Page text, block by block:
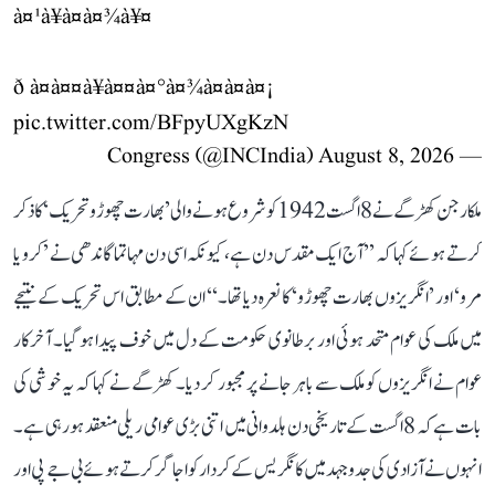
à¤¹à¥à¤à¤¾à¥¤
ð à¤à¤¤à¥à¤¤à¤°à¤¾à¤à¤à¤¡
pic.twitter.com/BFpyUXgKzN
— Congress (@INCIndia)
August 8, 2026
ملکارجن کھڑگے نے 8 اگست 1942 کو شروع ہونے والی ’بھارت چھوڑو تحریک‘ کا ذکر
کرتے ہوئے کہا کہ ’’آج ایک مقدس دن ہے، کیونکہ اسی دن مہاتما گاندھی نے ’کرو یا
مرو‘ اور ’انگریزوں بھارت چھوڑو‘ کا نعرہ دیا تھا۔‘‘ ان کے مطابق اس تحریک کے نتیجے
میں ملک کی عوام متحد ہوئی اور برطانوی حکومت کے دل میں خوف پیدا ہو گیا۔ آخرکار
عوام نے انگریزوں کو ملک سے باہر جانے پر مجبور کر دیا۔ کھڑگے نے کہا کہ یہ خوشی کی
بات ہے کہ 8 اگست کے تاریخی دن ہلدوانی میں اتنی بڑی عوامی ریلی منعقد ہو رہی ہے۔
انہوں نے آزادی کی جدوجہد میں کانگریس کے کردار کو اجاگر کرتے ہوئے بی جے پی اور